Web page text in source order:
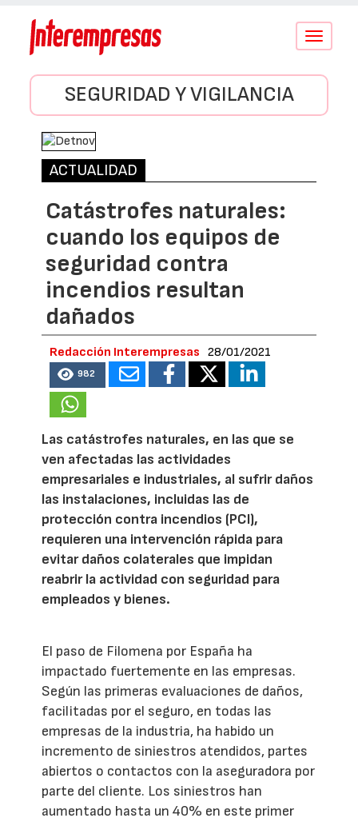
Conmutar
SEGURIDAD Y VIGILANCIA
ACTUALIDAD
Catástrofes naturales:
cuando los equipos de
seguridad contra
incendios resultan
dañados
Redacción Interempresas 28/01/2021
982
Las catástrofes naturales, en las que se
ven afectadas las actividades
empresariales e industriales, al sufrir daños
las instalaciones, incluidas las de
protección contra incendios (PCI),
requieren una intervención rápida para
evitar daños colaterales que impidan
reabrir la actividad con seguridad para
empleados y bienes.
El paso de Filomena por España ha
impactado fuertemente en las empresas.
Según las primeras evaluaciones de daños,
facilitadas por el seguro, en todas las
empresas de la industria, ha habido un
incremento de siniestros atendidos, partes
abiertos o contactos con la aseguradora por
parte del cliente. Los siniestros han
aumentado hasta un 40% en este primer